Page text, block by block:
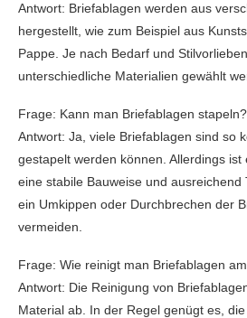
Antwort: Briefablagen werden aus
hergestellt, wie zum Beispiel aus
Pappe. Je nach Bedarf und
unterschiedliche Materialien gewählt
Frage: Kann man Briefablagen stapeln?
Antwort: Ja, viele Briefablagen sind so
gestapelt werden können. Allerdings
eine stabile Bauweise und ausreichend
ein Umkippen oder Durchbrechen der
vermeiden.
Frage: Wie reinigt man Briefablagen
Antwort: Die Reinigung von
Material ab. In der Regel genügt es,